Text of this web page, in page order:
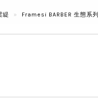
緹 Framesi BARBER 生態系列